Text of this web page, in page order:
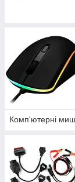
Комп'ютерні